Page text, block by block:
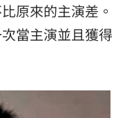
原來的主演差。
當主演並且獲得